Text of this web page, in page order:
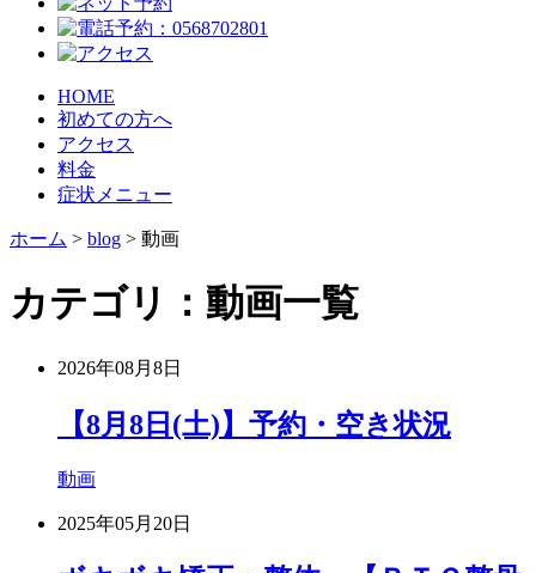
HOME
初めての方へ
アクセス
料金
症状メニュー
ホーム > blog > 動画
カテゴリ：動画一覧
2026年08月8日
【8月8日(土)】予約・空き状況
動画
2025年05月20日